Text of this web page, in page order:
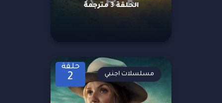
الحلقة 3 مترجمة
حلقة
2 مسلسلات اجنبي